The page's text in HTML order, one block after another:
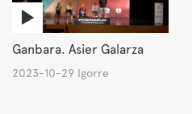
Ganbara. Asier Galarza
2023-10-29 Igorre